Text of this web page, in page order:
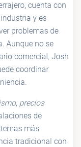
cuenta con
y es
problemas de
Aunque no se
comercial, Josh
coordinar
, precios
de
más
tradicional con